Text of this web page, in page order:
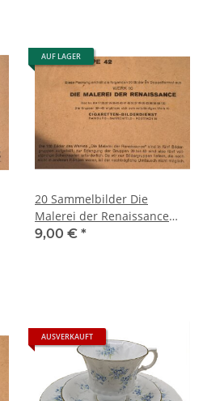
AUF LAGER
20 Sammelbilder Die
Malerei der Renaissance
Gr.42
9,00 € *
AUSVERKAUFT